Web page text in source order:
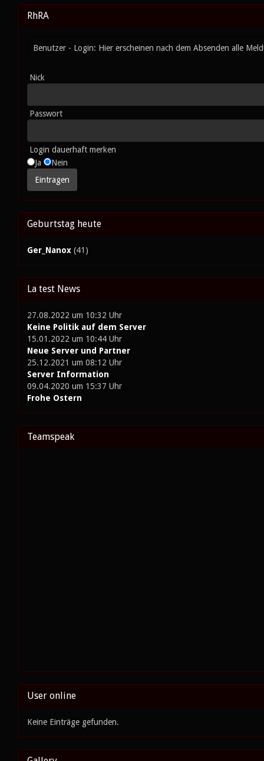
RhRA
Benutzer - Login: Hier erscheinen nach dem Absenden alle
Nick
Passwort
Login dauerhaft merken
Ja
Nein
Geburtstag heute
Ger_Nanox (41)
La test News
27.08.2022 um 10:32 Uhr
Keine Politik auf dem Server
15.01.2022 um 10:44 Uhr
Neue Server und Partner
25.12.2021 um 08:12 Uhr
Server Information
09.04.2020 um 15:37 Uhr
Frohe Ostern
Teamspeak
User online
Keine Einträge gefunden.